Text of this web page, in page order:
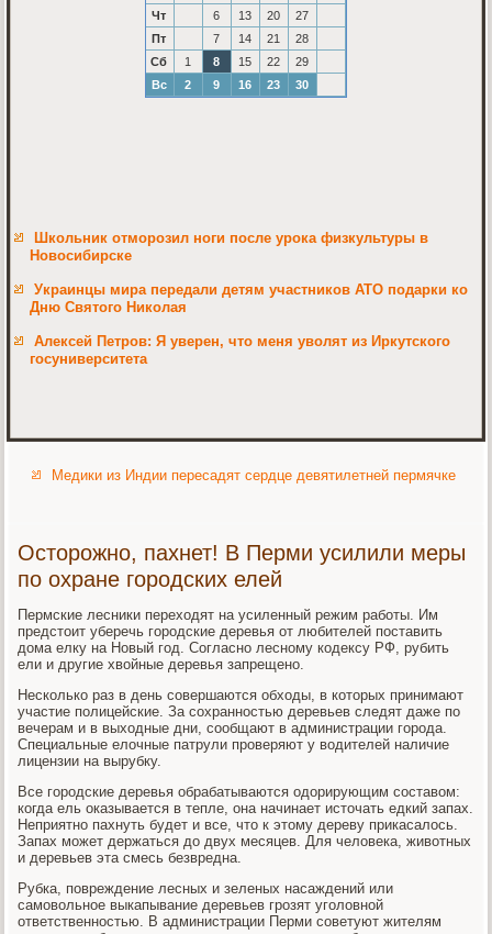
Чт
6 13 20
27
Пт
7 14 21
28
Сб
1 8 15 22
29
Вс
2 9 16 23 30
Школьник отморозил ноги после урока физкультуры в
Новосибирске
Украинцы мира передали детям участников АТО подарки ко
Дню Святого Николая
Алексей Петров: Я уверен, что меня уволят из Иркутского
госуниверситета
Медики из Индии пересадят сердце девятилетней пермячке
Осторожно, пахнет! В Перми усилили меры
по охране городских елей
Пермские лесники переходят на усиленный режим работы. Им
предстоит уберечь городские деревья от любителей поставить
дома елку на Новый год. Согласно лесному кодексу РФ, рубить
ели и другие хвойные деревья запрещено.
Несколько раз в день совершаются обходы, в которых принимают
участие полицейские. За сохранностью деревьев следят даже по
вечерам и в выходные дни, сообщают в администрации города.
Специальные елочные патрули проверяют у водителей наличие
лицензии на вырубку.
Все городские деревья обрабатываются одорирующим составом:
когда ель оказывается в тепле, она начинает источать едкий запах.
Неприятно пахнуть будет и все, что к этому дереву прикасалось.
Запах может держаться до двух месяцев. Для человека, животных
и деревьев эта смесь безвредна.
Рубка, повреждение лесных и зеленых насаждений или
самовольное выкапывание деревьев грозят уголовной
ответственностью. В администрации Перми советуют жителям